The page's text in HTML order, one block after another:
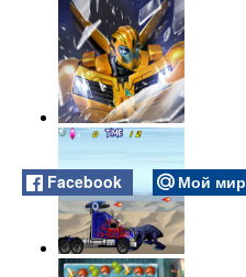
Facebook Мой мир